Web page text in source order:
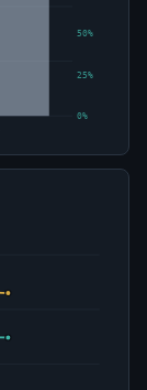
0%
25%
50%